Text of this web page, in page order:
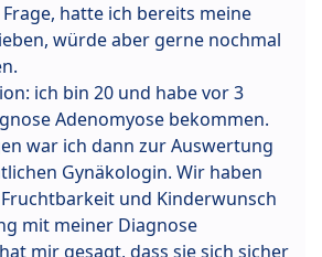
hatte ich bereits meine
würde aber gerne nochmal
ich bin 20 und habe vor 3
Adenomyose bekommen.
war ich dann zur Auswertung
Gynäkologin. Wir haben
und Kinderwunsch
mit meiner Diagnose
mir gesagt, dass sie sich sicher